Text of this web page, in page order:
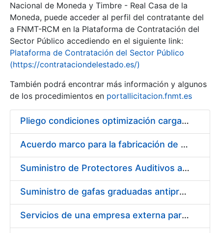
Erakutsi/Ezkutatu
Erakutsi/Ezkutatu
Nacional de Moneda y Timbre - Real Casa de la
Moneda, puede acceder al perfil del contratante del
a FNMT-RCM en la Plataforma de Contratación del
Sector Público accediendo en el siguiente link:
Plataforma de Contratación del Sector Público
(https://contrataciondelestado.es/)
También podrá encontrar más información y algunos
de los procedimientos en portallicitacion.fnmt.es
Pliego condiciones optimización cargas compras firmado
Acuerdo marco para la fabricación de piezas
Suministro de Protectores Auditivos a medida para las personas trabajadoras de los Centros de Trabajo de Madrid y Burgos
Suministro de gafas graduadas antiproyecciones para los trabajadores de la FNMT-RCM en los centros de trabajo de Madrid y Burgos
Servicios de una empresa externa para el asesoramiento y resolución de los recursos de alzada que se presentan relacionados con procesos de selección para la FNMT-RCM